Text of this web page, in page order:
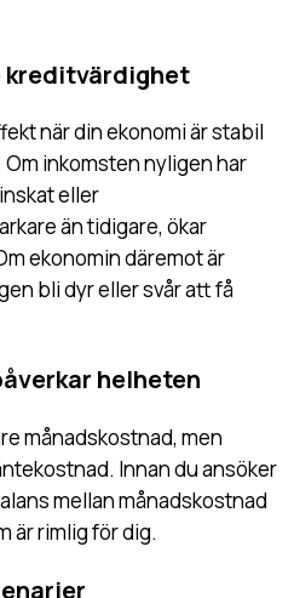
kreditvärdighet
när din ekonomi är stabil
inkomsten nyligen har
eller
än tidigare, ökar
ekonomin däremot är
bli dyr eller svår att få
helheten
månadskostnad, men
Innan du ansöker
mellan månadskostnad
är rimlig för dig.